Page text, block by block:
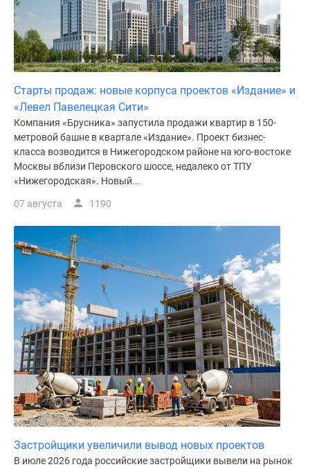
лесу
Коттеджные
поселки
водоема
Коттеджные
поселки
ипотеку
Бизнес-
Коттеджи
Скидки
акции
Старты продаж: новые корпуса проектов «Издание» и
«Левел Павелецкая Сити»
Компания «Брусника» запустила продажи квартир в 150-
метровой башне в квартале «Издание». Проект бизнес-
класса возводится в Нижегородском районе на юго-востоке
Москвы вблизи Перовского шоссе, недалеко от ТПУ
«Нижегородская». Новый...
07 августа 1190
Застройщики увеличили вывод новых проектов
В июле 2026 года российские застройщики вывели на рынок